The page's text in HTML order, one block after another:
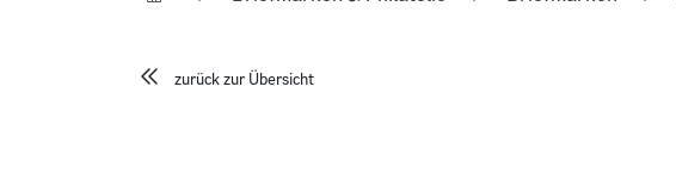
zurück zur Übersicht